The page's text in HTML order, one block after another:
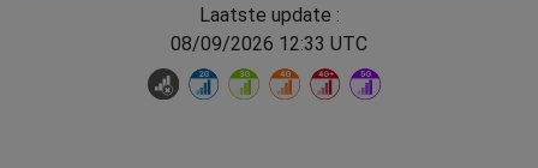
Laatste update :
08/09/2026 12:33 UTC